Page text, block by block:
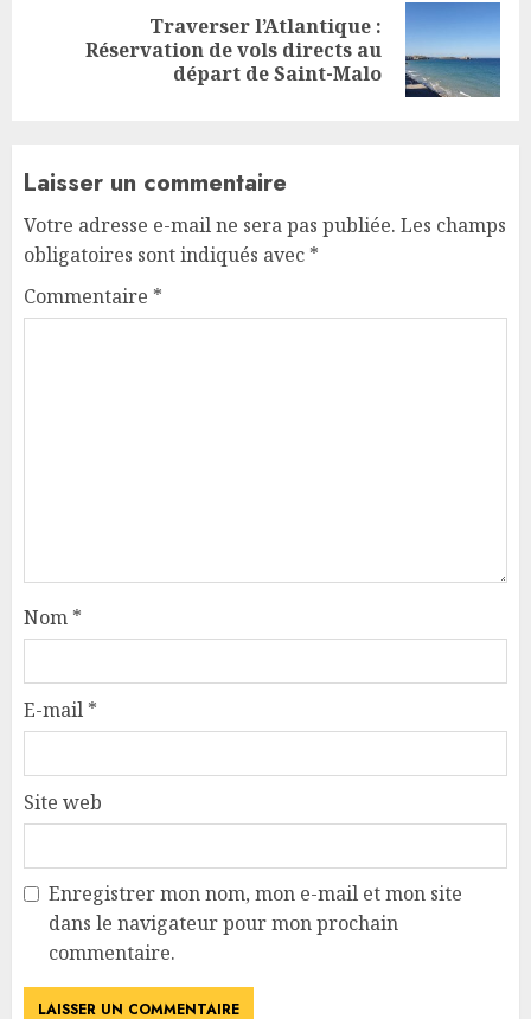
Traverser l’Atlantique :
Réservation de vols directs au
départ de Saint-Malo
Laisser un commentaire
Votre adresse e-mail ne sera pas publiée. Les champs
obligatoires sont indiqués avec *
Commentaire *
Nom *
E-mail *
Site web
Enregistrer mon nom, mon e-mail et mon site
dans le navigateur pour mon prochain
commentaire.